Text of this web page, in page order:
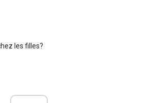
les filles?